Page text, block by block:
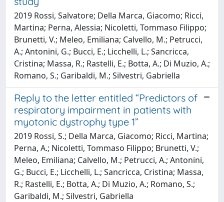
2019 Rossi, Salvatore; Della Marca, Giacomo; Ricci,
Martina; Perna, Alessia; Nicoletti, Tommaso Filippo;
Brunetti, V.; Meleo, Emiliana; Calvello, M.; Petrucci,
A.; Antonini, G.; Bucci, E.; Licchelli, L.; Sancricca,
Cristina; Massa, R.; Rastelli, E.; Botta, A.; Di Muzio, A.;
Romano, S.; Garibaldi, M.; Silvestri, Gabriella
Reply to the letter entitled “Predictors of
respiratory impairment in patients with
myotonic dystrophy type 1”
2019 Rossi, S.; Della Marca, Giacomo; Ricci, Martina;
Perna, A.; Nicoletti, Tommaso Filippo; Brunetti, V.;
Meleo, Emiliana; Calvello, M.; Petrucci, A.; Antonini,
G.; Bucci, E.; Licchelli, L.; Sancricca, Cristina; Massa,
R.; Rastelli, E.; Botta, A.; Di Muzio, A.; Romano, S.;
Garibaldi, M.; Silvestri, Gabriella